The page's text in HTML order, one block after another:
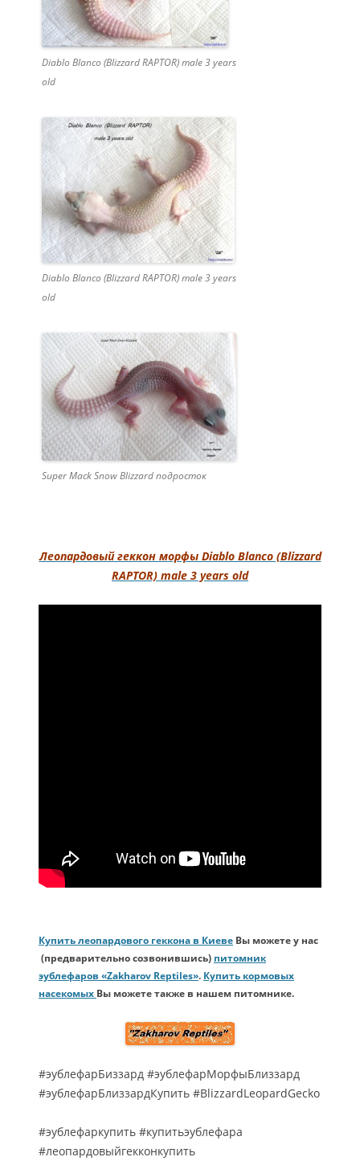
Diablo Blanco (Blizzard RAPTOR) male 3 years
old
Diablo Blanco (Blizzard RAPTOR) male 3 years
old
Super Mack Snow Blizzard подросток
Леопардовый геккон морфы Diablo Blanco (Blizzard
RAPTOR) male 3 years old
Купить леопардового геккона в Киеве Вы можете у нас
(предварительно созвонившись) питомник
эублефаров «Zakharov Reptiles». Купить кормовых
насекомых Вы можете также в нашем питомнике.
#эублефарБиззард #эублефарМорфыБлиззард
#эублефарБлиззардКупить #BlizzardLeopardGecko
#эублефаркупить #купитьэублефара
#леопардовыйгекконкупить